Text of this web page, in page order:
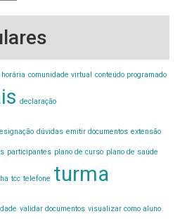
comunidade virtual conteúdo programado
declaração
dúvidas emitir documentos extensão
participantes plano de curso plano de saúde
tcc telefone turma
validar documentos visualizar como aluno